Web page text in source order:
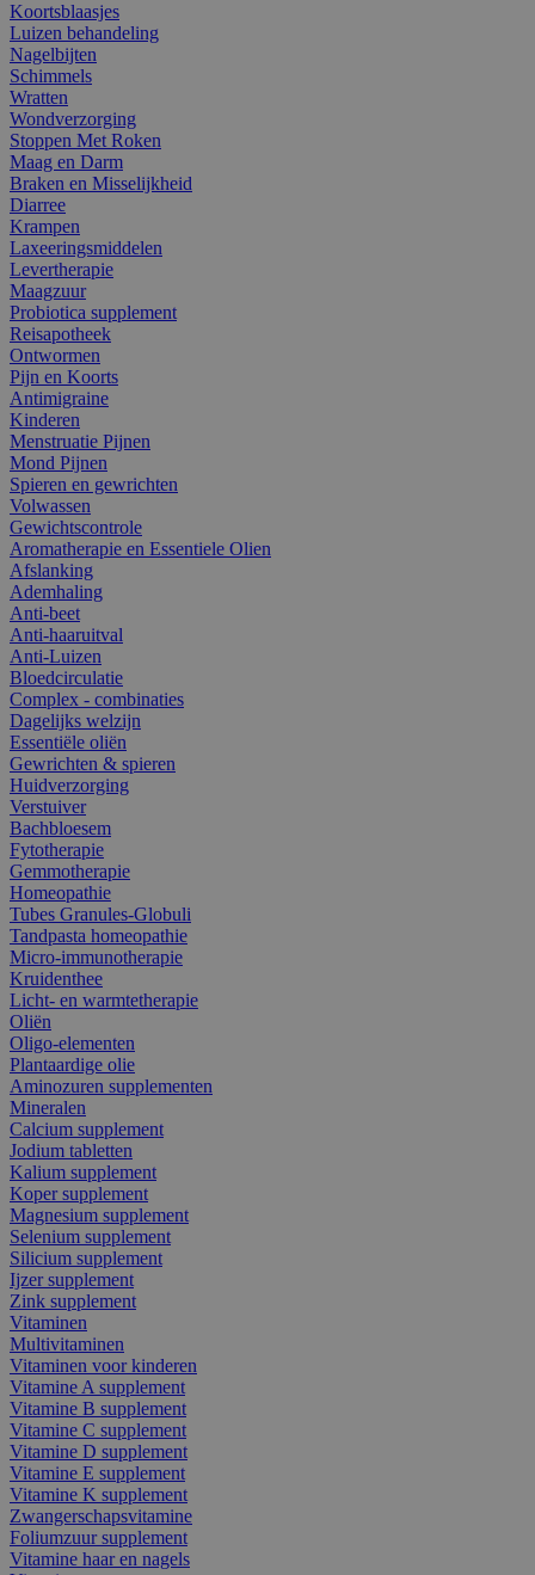
Koortsblaasjes
Luizen behandeling
Nagelbijten
Schimmels
Wratten
Wondverzorging
Stoppen Met Roken
Maag en Darm
Braken en Misselijkheid
Diarree
Krampen
Laxeeringsmiddelen
Levertherapie
Maagzuur
Probiotica supplement
Reisapotheek
Ontwormen
Pijn en Koorts
Antimigraine
Kinderen
Menstruatie Pijnen
Mond Pijnen
Spieren en gewrichten
Volwassen
Gewichtscontrole
Aromatherapie en Essentiele Olien
Afslanking
Ademhaling
Anti-beet
Anti-haaruitval
Anti-Luizen
Bloedcirculatie
Complex - combinaties
Dagelijks welzijn
Essentiële oliën
Gewrichten & spieren
Huidverzorging
Verstuiver
Bachbloesem
Fytotherapie
Gemmotherapie
Homeopathie
Tubes Granules-Globuli
Tandpasta homeopathie
Micro-immunotherapie
Kruidenthee
Licht- en warmtetherapie
Oliën
Oligo-elementen
Plantaardige olie
Aminozuren supplementen
Mineralen
Calcium supplement
Jodium tabletten
Kalium supplement
Koper supplement
Magnesium supplement
Selenium supplement
Silicium supplement
Ijzer supplement
Zink supplement
Vitaminen
Multivitaminen
Vitaminen voor kinderen
Vitamine A supplement
Vitamine B supplement
Vitamine C supplement
Vitamine D supplement
Vitamine E supplement
Vitamine K supplement
Zwangerschapsvitamine
Foliumzuur supplement
Vitamine haar en nagels